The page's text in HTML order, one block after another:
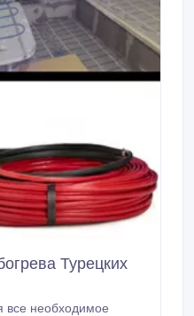
Турецких
все необходимое